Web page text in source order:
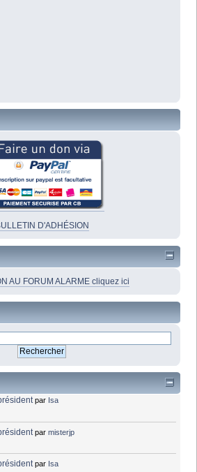
D'ADHÉSION
AU FORUM ALARME cliquez ici
par Isa
parmisterjp
par Isa